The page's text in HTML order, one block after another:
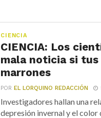
CIENCIA
CIENCIA: Los
mala noticia si tus
marrones
POREL LORQUINO REDACCIÓN
Investigadores hallan una
depresión invernal y el color